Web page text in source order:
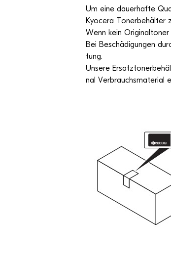
Um eine dau­er­hafte
Kyocera Toner­be­häl­ter
Wenn kein
Bei Beschä­di­gun­gen
tung.
Unsere
nal Ver­brauchs­ma­te­rial